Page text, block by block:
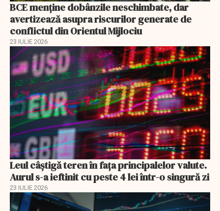
BCE menține dobânzile neschimbate, dar
avertizează asupra riscurilor generate de
conflictul din Orientul Mijlociu
23 IULIE 2026
Leul câștigă teren în fața principalelor valute.
Aurul s-a ieftinit cu peste 4 lei într-o singură zi
23 IULIE 2026